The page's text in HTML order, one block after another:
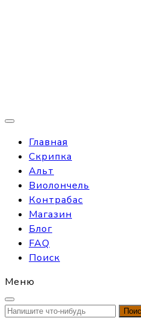
Главная
Скрипка
Альт
Виолончель
Контрабас
Магазин
Блог
FAQ
Поиск
Меню
Найти: